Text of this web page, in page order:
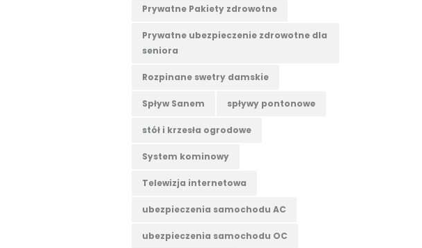
Prywatne Pakiety zdrowotne
Prywatne ubezpieczenie zdrowotne dla
seniora
Rozpinane swetry damskie
Spływ Sanem spływy pontonowe
stół i krzesła ogrodowe
System kominowy
Telewizja internetowa
ubezpieczenia samochodu AC
ubezpieczenia samochodu OC